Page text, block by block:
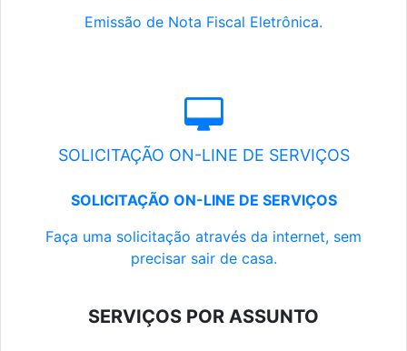
Emissão de Nota Fiscal Eletrônica.
SOLICITAÇÃO ON-LINE DE SERVIÇOS
SOLICITAÇÃO ON-LINE DE SERVIÇOS
Faça uma solicitação através da internet, sem
precisar sair de casa.
SERVIÇOS POR ASSUNTO